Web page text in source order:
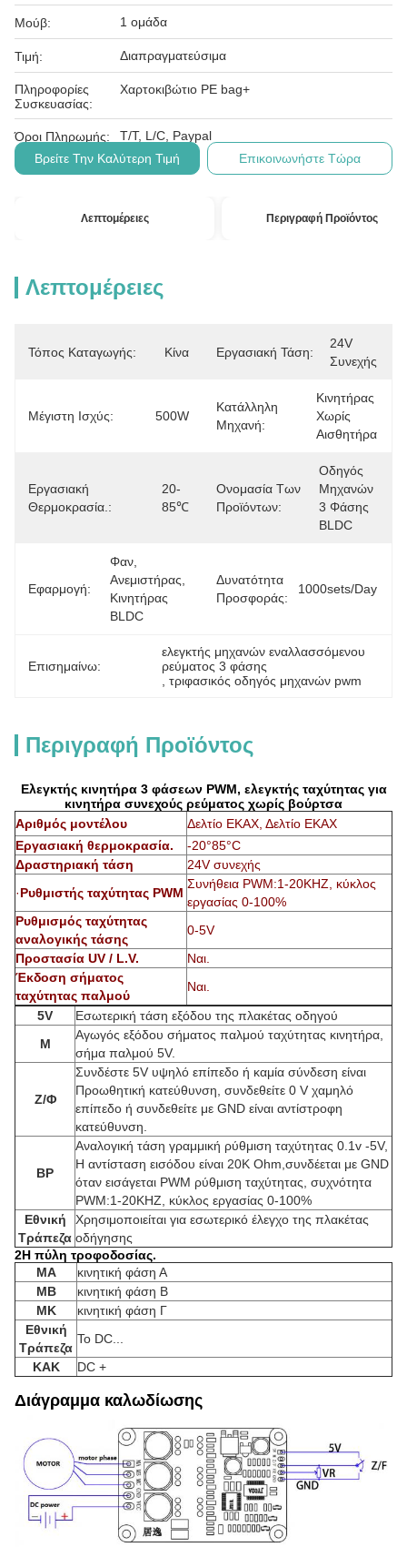
Μούβ: 1 ομάδα
Τιμή: Διαπραγματεύσιμα
Πληροφορίες
Συσκευασίας:
Χαρτοκιβώτιο PE bag+
Όροι Πληρωμής:
T/T, L/C, Paypal
Βρείτε Την Καλύτερη Τιμή
Επικοινωνήστε Τώρα
Λεπτομέρειες Περιγραφή Προϊόντος
Λεπτομέρειες
Τόπος Καταγωγής: Κίνα Εργασιακή Τάση:
24V
Συνεχής
Μέγιστη Ισχύς: 500W
Κατάλληλη
Μηχανή:
Κινητήρας
Χωρίς
Αισθητήρα
Εργασιακή
Θερμοκρασία.:
20-
85℃
Ονομασία Των
Προϊόντων:
Οδηγός
Μηχανών
3 Φάσης
BLDC
Εφαρμογή:
Φαν,
Ανεμιστήρας,
Κινητήρας
BLDC
Δυνατότητα
Προσφοράς:
1000sets/day
Επισημαίνω:
ελεγκτής μηχανών εναλλασσόμενου
ρεύματος 3 φάσης
, τριφασικός οδηγός μηχανών pwm
Περιγραφή Προϊόντος
Ελεγκτής κινητήρα 3 φάσεων PWM, ελεγκτής ταχύτητας για
κινητήρα συνεχούς ρεύματος χωρίς βούρτσα
Αριθμός μοντέλου
Δελτίο ΕΚΑΧ, Δελτίο ΕΚΑΧ
Εργασιακή θερμοκρασία.
-20°85°C
Δραστηριακή τάση
24V συνεχής
·Ρυθμιστής ταχύτητας PWM
Συνήθεια PWM:1-20KHZ, κύκλος
εργασίας 0-100%
Ρυθμισμός ταχύτητας
αναλογικής τάσης
0-5V
Προστασία UV / L.V.
Ναι.
Έκδοση σήματος
ταχύτητας παλμού
Ναι.
5V
Εσωτερική τάση εξόδου της πλακέτας οδηγού
Μ
Αγωγός εξόδου σήματος παλμού ταχύτητας κινητήρα,
σήμα παλμού 5V.
Ζ/Φ
Συνδέστε 5V υψηλό επίπεδο ή καμία σύνδεση είναι
Προωθητική κατεύθυνση, συνδεθείτε 0 V χαμηλό
επίπεδο ή συνδεθείτε με GND είναι αντίστροφη
κατεύθυνση.
ΒΡ
Αναλογική τάση γραμμική ρύθμιση ταχύτητας 0.1v -5V,
Η αντίσταση εισόδου είναι 20K Ohm,συνδέεται με GND
όταν εισάγεται PWM ρύθμιση ταχύτητας, συχνότητα
PWM:1-20KHZ, κύκλος εργασίας 0-100%
Εθνική
Τράπεζα
Χρησιμοποιείται για εσωτερικό έλεγχο της πλακέτας
οδήγησης
2Η πύλη τροφοδοσίας.
ΜΑ
κινητική φάση Α
ΜΒ
κινητική φάση Β
ΜΚ
κινητική φάση Γ
Εθνική
Τράπεζα
Το DC...
ΚΑΚ
DC +
Διάγραμμα καλωδίωσης